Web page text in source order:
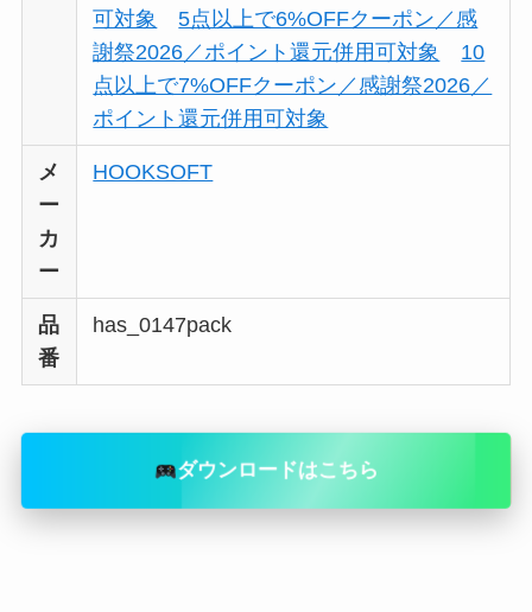
可対象
5点以上で6%OFFクーポン／感
謝祭2026／ポイント還元併用可対象
10
点以上で7%OFFクーポン／感謝祭2026／
ポイント還元併用可対象
メ
ー
カ
ー
HOOKSOFT
品
番
has_0147pack
ダウンロードはこちら